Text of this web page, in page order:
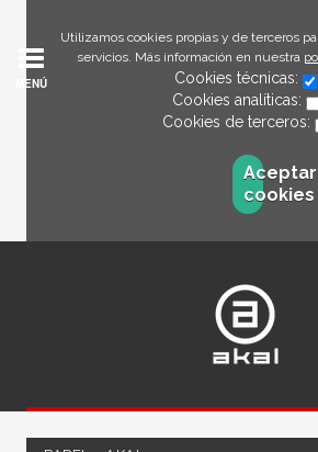
Utilizamos cookies propias y de terceros
servicios. Más información en nuestra
Cookies técnicas:
Cookies analíticas:
Cookies de terceros:
Aceptar
cookies
MENÚ